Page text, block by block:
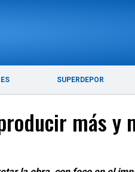
SUPERDEPOR
más y